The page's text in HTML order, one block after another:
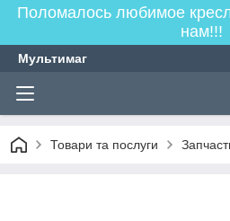
Поломалось любимое
нам!!!
Мультимаг
Товари та послуги